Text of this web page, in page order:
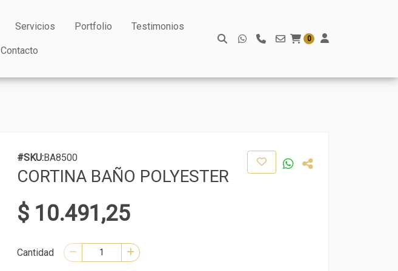
Servicios Portfolio Testimonios
Contacto
0
#SKU:BA8500
CORTINA BAÑO POLYESTER
$ 10.491,25
Cantidad